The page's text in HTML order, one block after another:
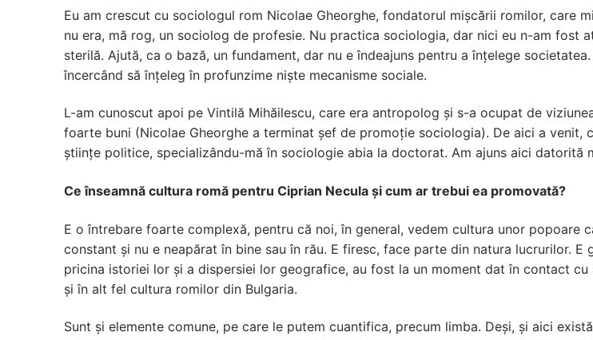
Eu am crescut cu sociologul rom Nicolae Gheorghe, fondatorul mișcării romilor, care
nu era, mă rog, un sociolog de profesie. Nu practica sociologia, dar nici eu n-am fost
sterilă. Ajută, ca o bază, un fundament, dar nu e îndeajuns pentru a înțelege
încercând să înțeleg în profunzime niște mecanisme sociale.
L-am cunoscut apoi pe Vintilă Mihăilescu, care era antropolog și s-a ocupat de
foarte buni (Nicolae Gheorghe a terminat șef de promoție sociologia). De aici a venit,
științe politice, specializându-mă în sociologie abia la doctorat. Am ajuns aici datorită
Ce înseamnă cultura romă pentru Ciprian Necula și cum ar trebui ea promovată?
E o întrebare foarte complexă, pentru că noi, în general, vedem cultura unor popoare
constant și nu e neapărat în bine sau în rău. E firesc, face parte din natura lucrurilor.
pricina istoriei lor și a dispersiei lor geografice, au fost la un moment dat în contact
și în alt fel cultura romilor din Bulgaria.
Sunt și elemente comune, pe care le putem cuantifica, precum limba. Deși, și aici